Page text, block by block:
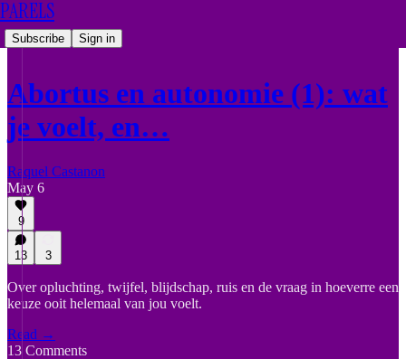
PARELS
Subscribe Sign in
Abortus en autonomie (1): wat
je voelt, en…
Raquel Castanon
May 6
9
13 3
Over opluchting, twijfel, blijdschap, ruis en de vraag in hoeverre een
keuze ooit helemaal van jou voelt.
Read →
13 Comments